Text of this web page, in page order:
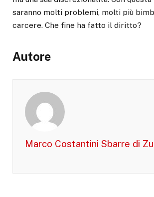
saranno molti problemi, molti più
carcere. Che fine ha fatto il diritto?
Autore
Marco Costantini Sbarre di